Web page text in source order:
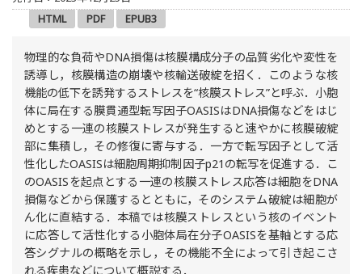
HTML
PDF EPUB3
物理的な負荷やDNA損傷は核膜構成分子の品質劣化や変性を
誘導し，核膜構造の崩壊や核輸送破綻を招く．このような核
機能の低下を誘発するストレスを“核膜ストレス”と呼ぶ．小胞
体に局在する膜貫通型転写因子OASISはDNA損傷などをはじ
めとする一連の核膜ストレスが発生すると速やかに核膜破綻
部に集積し，その修復に寄与する．一方で転写因子として活
性化したOASISは細胞周期抑制因子p21の転写を促進する．こ
のOASISを起点とする一連の核膜ストレス応答は細胞をDNA
損傷などから保護するとともに，そのシステム破綻は細胞が
ん化に直結する．本稿では核膜ストレスという核のイベント
に応答して活性化する小胞体局在分子OASISを基軸とする応
答シグナルの概略を示し，その機能不全によって引き起こさ
れる疾患などについて概説する．